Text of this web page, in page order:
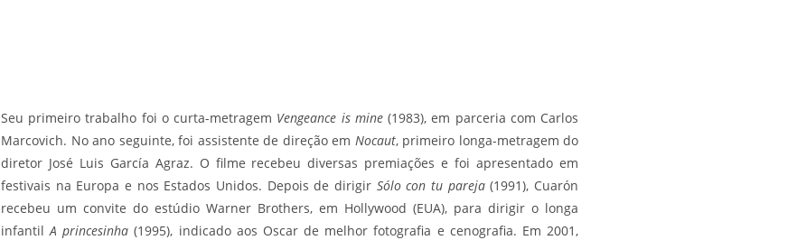
Seu primeiro trabalho foi o curta-metragem Vengeance is mine(1983), em parceria com Carlos
Marcovich. No ano seguinte, foi assistente de direção em Nocaut, primeiro longa-metragem do
diretor José Luis García Agraz. O filme recebeu diversas premiações e foi apresentado em
festivais na Europa e nos Estados Unidos. Depois de dirigir Sólo con tu pareja(1991), Cuarón
recebeu um convite do estúdio Warner Brothers, em Hollywood (EUA), para dirigir o longa
infantilA princesinha (1995), indicado aos Oscar de melhor fotografia e cenografia. Em 2001,